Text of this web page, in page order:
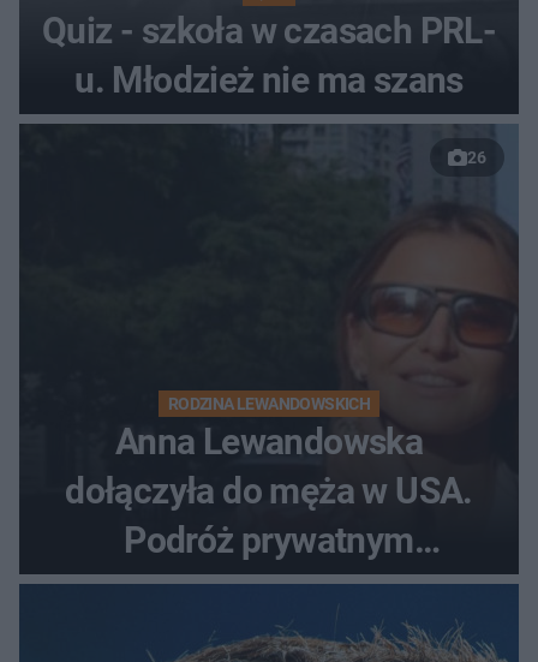
Quiz - szkoła w czasach PRL-
u. Młodzież nie ma szans
26
RODZINA LEWANDOWSKICH
Anna Lewandowska
dołączyła do męża w USA.
Podróż prywatnym
odrzutowcem to dopiero
początek!